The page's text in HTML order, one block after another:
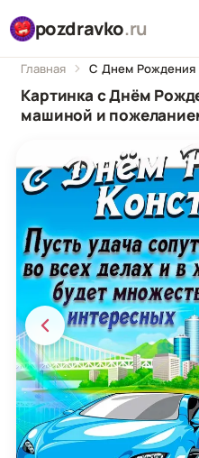
pozdravko.ru
Главная С Днем Рождения
Картинка с Днём
машиной и